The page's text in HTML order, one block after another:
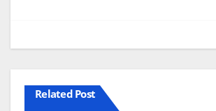
Related Post